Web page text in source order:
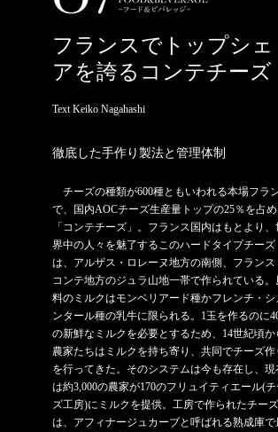
フランスでトップシェ
アを誇るコンテチーズ
Text Keiko Nagahashi
徹底した手作り製法と管理体制
チーズの種類が600種ともいわれる本場フラ
で、国内AOCチーズ生産量トップの25％を占
「コンテチーズ」。フランス国内はもとより、
界中の人々を魅了するこのハードタイプチーズ
は、アルザス・ロレーヌ地方の南側、フランス
コンテ地方のジュラ山地一帯で作られている。
料のミルクはモンベリアード種かフレンチ・シ
ンタール種の乳牛に限られる。1玉を作るのに
の新鮮なミルクを必要とするため、14世紀頃か
農家たちはミルクを持ち寄り、共同でチーズ作
を行ってきた。そのシステムは今も存在し、現
は約3,000の農家が170のフリュイティエール(チ
ズ工房)にミルクを提供。工房で作られたチーズ
は、アフィナージュカーブと呼ばれる熟成庫で